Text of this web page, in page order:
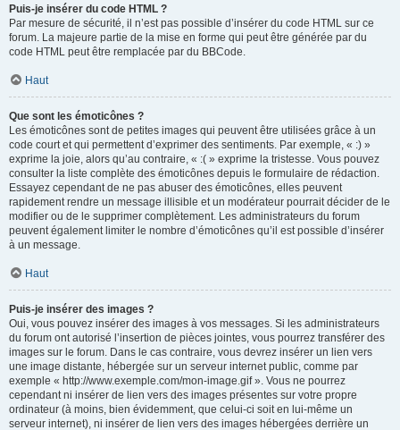
Puis-je insérer du code HTML ?
Par mesure de sécurité, il n’est pas possible d’insérer du code HTML sur ce
forum. La majeure partie de la mise en forme qui peut être générée par du
code HTML peut être remplacée par du BBCode.
Haut
Que sont les émoticônes ?
Les émoticônes sont de petites images qui peuvent être utilisées grâce à un
code court et qui permettent d’exprimer des sentiments. Par exemple, « :) »
exprime la joie, alors qu’au contraire, « :( » exprime la tristesse. Vous pouvez
consulter la liste complète des émoticônes depuis le formulaire de rédaction.
Essayez cependant de ne pas abuser des émoticônes, elles peuvent
rapidement rendre un message illisible et un modérateur pourrait décider de le
modifier ou de le supprimer complètement. Les administrateurs du forum
peuvent également limiter le nombre d’émoticônes qu’il est possible d’insérer
à un message.
Haut
Puis-je insérer des images ?
Oui, vous pouvez insérer des images à vos messages. Si les administrateurs
du forum ont autorisé l’insertion de pièces jointes, vous pourrez transférer des
images sur le forum. Dans le cas contraire, vous devrez insérer un lien vers
une image distante, hébergée sur un serveur internet public, comme par
exemple « http://www.exemple.com/mon-image.gif ». Vous ne pourrez
cependant ni insérer de lien vers des images présentes sur votre propre
ordinateur (à moins, bien évidemment, que celui-ci soit en lui-même un
serveur internet), ni insérer de lien vers des images hébergées derrière un